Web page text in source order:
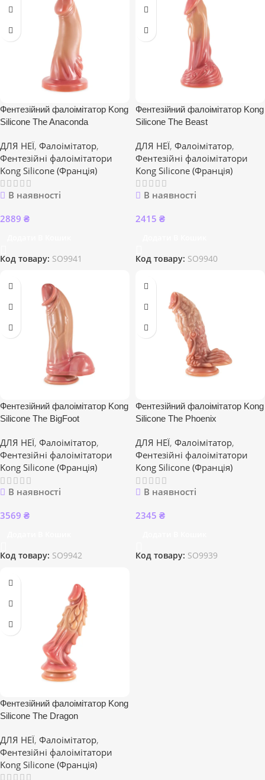
Фентезійний фалоімітатор Kong
Silicone The Anaconda
ДЛЯ НЕЇ, Фалоімітатор,
Фентезійні фалоімітатори
Kong Silicone (Франція)
В наявності
2889 ₴
Код товару: SO9941
Фентезійний фалоімітатор Kong
Silicone The Beast
ДЛЯ НЕЇ, Фалоімітатор,
Фентезійні фалоімітатори
Kong Silicone (Франція)
В наявності
2415 ₴
Код товару: SO9940
Фентезійний фалоімітатор Kong
Silicone The BigFoot
ДЛЯ НЕЇ, Фалоімітатор,
Фентезійні фалоімітатори
Kong Silicone (Франція)
В наявності
3569 ₴
Код товару: SO9942
Фентезійний фалоімітатор Kong
Silicone The Phoenix
ДЛЯ НЕЇ, Фалоімітатор,
Фентезійні фалоімітатори
Kong Silicone (Франція)
В наявності
2345 ₴
Код товару: SO9939
Фентезійний фалоімітатор Kong
Silicone The Dragon
ДЛЯ НЕЇ, Фалоімітатор,
Фентезійні фалоімітатори
Kong Silicone (Франція)